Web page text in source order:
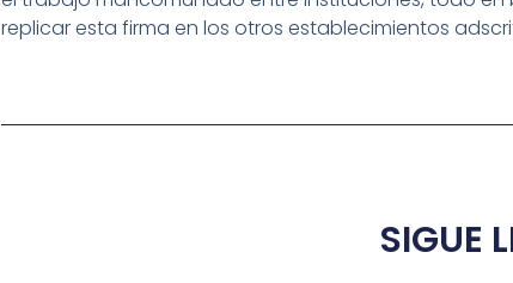
replicar esta firma en los otros establecimientos
SIGUE